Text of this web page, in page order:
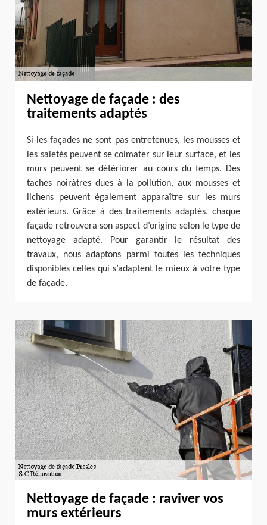
Nettoyage de façade : des
traitements adaptés
Si les façades ne sont pas entretenues, les mousses et
les saletés peuvent se colmater sur leur surface, et les
murs peuvent se détériorer au cours du temps. Des
taches noirâtres dues à la pollution, aux mousses et
lichens peuvent également apparaître sur les murs
extérieurs. Grâce à des traitements adaptés, chaque
façade retrouvera son aspect d’origine selon le type de
nettoyage adapté. Pour garantir le résultat des
travaux, nous adaptons parmi toutes les techniques
disponibles celles qui s’adaptent le mieux à votre type
de façade.
Nettoyage de façade : raviver vos
murs extérieurs